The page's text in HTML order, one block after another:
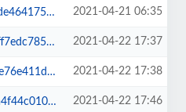
2021-04-21 06:35
2021-04-22 17:37
2021-04-22 17:38
2021-04-22 17:46